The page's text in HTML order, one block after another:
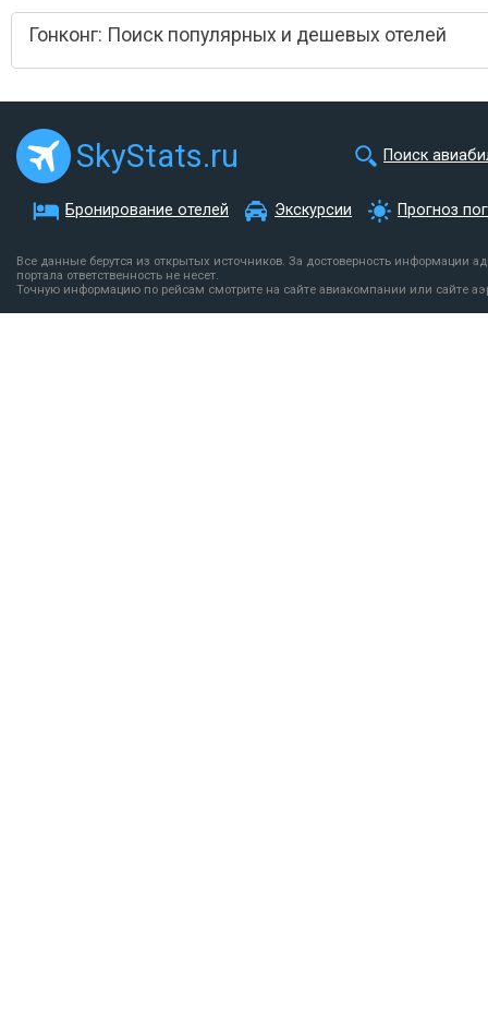
Гонконг: Поиск популярных и дешевых отелей
SkyStats.ru Поиск
Бронирование отелей Экскурсии Прогноз
Все данные берутся из открытых источников. За достоверность информации
портала ответственность не несет.
Точную информацию по рейсам смотрите на сайте авиакомпании или сайте